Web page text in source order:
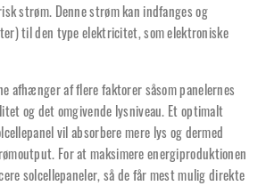
strøm. Denne strøm kan indfanges og
til den type elektricitet, som elektroniske
afhænger af flere faktorer såsom panelernes
og det omgivende lysniveau. Et optimalt
vil absorbere mere lys og dermed
For at maksimere energiproduktionen
solcellepaneler, så de får mest mulig direkte